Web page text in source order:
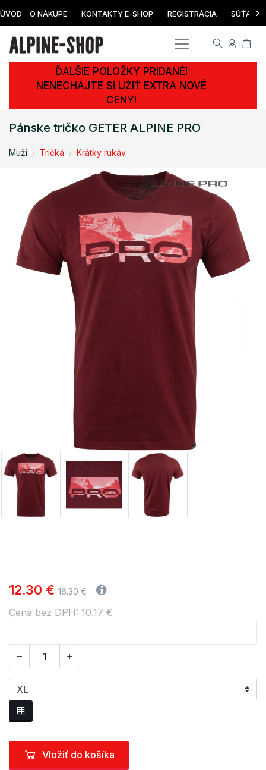
ÚVOD O NÁKUPE KONTAKTY E-SHOP REGISTRÁCIA SÚŤAŽ ›
ĎALŠIE POLOŽKY PRIDANÉ!
NENECHAJTE SI UŽIŤ EXTRA NOVÉ
CENY!
Pánske tričko GETER ALPINE PRO
Muži Tričká Krátky rukáv
12.30 € 16.30 €
Cena bez DPH: 10.17 €
Vložiť do košíka